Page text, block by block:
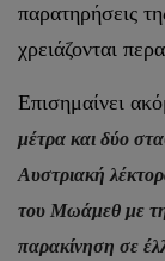
παρατηρήσεις
χρειάζονται
Επισημαίνει
μέτρα και δύο
Αυστριακή
του Μωάμεθ με
παρακίνηση σε